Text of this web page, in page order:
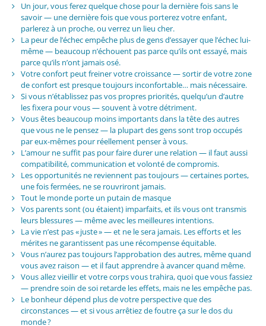
Un jour, vous ferez quelque chose pour la dernière fois sans le
savoir — une dernière fois que vous porterez votre enfant,
parlerez à un proche, ou verrez un lieu cher.
La peur de l’échec empêche plus de gens d’essayer que l’échec lui-
même — beaucoup n’échouent pas parce qu’ils ont essayé, mais
parce qu’ils n’ont jamais osé.
Votre confort peut freiner votre croissance — sortir de votre zone
de confort est presque toujours inconfortable… mais nécessaire.
Si vous n’établissez pas vos propres priorités, quelqu’un d’autre
les fixera pour vous — souvent à votre détriment.
Vous êtes beaucoup moins importants dans la tête des autres
que vous ne le pensez — la plupart des gens sont trop occupés
par eux-mêmes pour réellement penser à vous.
L’amour ne suffit pas pour faire durer une relation — il faut aussi
compatibilité, communication et volonté de compromis.
Les opportunités ne reviennent pas toujours — certaines portes,
une fois fermées, ne se rouvriront jamais.
Tout le monde porte un putain de masque
Vos parents sont (ou étaient) imparfaits, et ils vous ont transmis
leurs blessures — même avec les meilleures intentions.
La vie n’est pas « juste » — et ne le sera jamais. Les efforts et les
mérites ne garantissent pas une récompense équitable.
Vous n’aurez pas toujours l’approbation des autres, même quand
vous avez raison — et il faut apprendre à avancer quand même.
Vous allez vieillir et votre corps vous trahira, quoi que vous fassiez
— prendre soin de soi retarde les effets, mais ne les empêche pas.
Le bonheur dépend plus de votre perspective que des
circonstances — et si vous arrêtiez de foutre ça sur le dos du
monde ?